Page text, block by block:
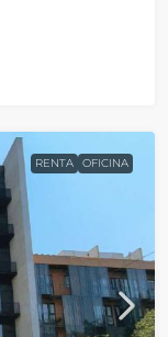
RENTA OFICINA